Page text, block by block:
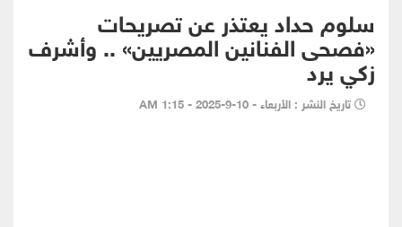
سلوم حداد يعتذر عن تصريحات
«فصحى الفنانين المصريين» .. وأشرف
زكي يرد
تاريخ النشر : الأربعاء - 10-9-2025 - 1:15 AM